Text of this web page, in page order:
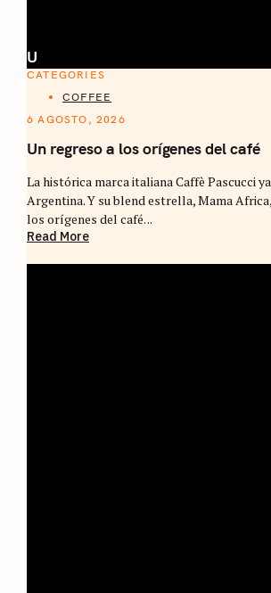
U
CATEGORIES
COFFEE
6 AGOSTO, 2026
Un regreso a los orígenes del café
La histórica marca italiana Caffè Pascucci
Argentina. Y su blend estrella, Mama
los orígenes del café. ..
Read More